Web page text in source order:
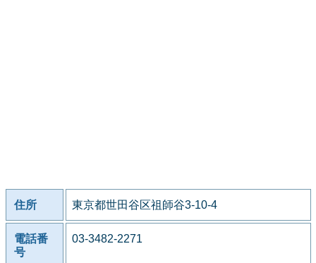
住所 東京都世田谷区祖師谷3-10-4
電話番
号
03-3482-2271